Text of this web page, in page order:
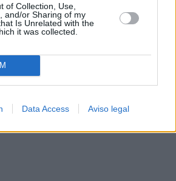
of Collection, Use,
and/or Sharing of my
Is Unrelated with the
it was collected.
Data Access Aviso legal